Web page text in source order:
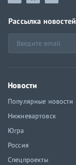
Рассылка новостей
Новости
Популярные новости
Нижневартовск
Югра
Россия
Спецпроекты